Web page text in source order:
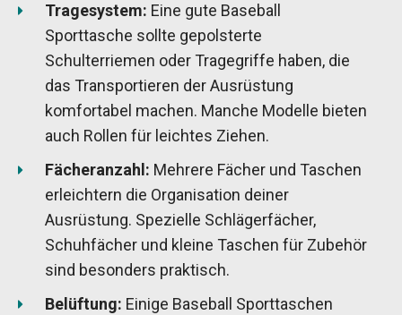
Tragesystem: Eine gute Baseball
Sporttasche sollte gepolsterte
Schulterriemen oder Tragegriffe haben, die
das Transportieren der Ausrüstung
komfortabel machen. Manche Modelle bieten
auch Rollen für leichtes Ziehen.
Fächeranzahl: Mehrere Fächer und Taschen
erleichtern die Organisation deiner
Ausrüstung. Spezielle Schlägerfächer,
Schuhfächer und kleine Taschen für Zubehör
sind besonders praktisch.
Belüftung: Einige Baseball Sporttaschen